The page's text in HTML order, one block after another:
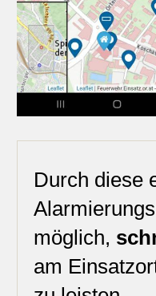
Durch diese
möglich,
am